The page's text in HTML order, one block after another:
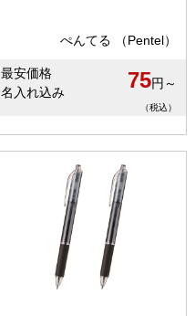
ぺんてる （Pentel）
最安価格
名入れ込み
75円～
（税込）